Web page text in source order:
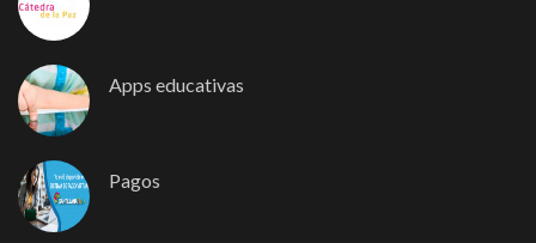
Apps educativas
Pagos